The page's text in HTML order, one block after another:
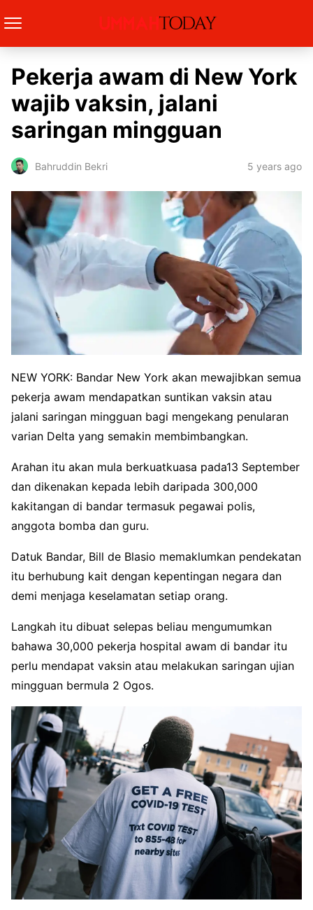
Pekerja awam di New York
wajib vaksin, jalani
saringan mingguan
Bahruddin Bekri 5 years ago
NEW YORK: Bandar New York akan mewajibkan semua
pekerja awam mendapatkan suntikan vaksin atau
jalani saringan mingguan bagi mengekang penularan
varian Delta yang semakin membimbangkan.
Arahan itu akan mula berkuatkuasa pada13 September
dan dikenakan kepada lebih daripada 300,000
kakitangan di bandar termasuk pegawai polis,
anggota bomba dan guru.
Datuk Bandar, Bill de Blasio memaklumkan pendekatan
itu berhubung kait dengan kepentingan negara dan
demi menjaga keselamatan setiap orang.
Langkah itu dibuat selepas beliau mengumumkan
bahawa 30,000 pekerja hospital awam di bandar itu
perlu mendapat vaksin atau melakukan saringan ujian
mingguan bermula 2 Ogos.